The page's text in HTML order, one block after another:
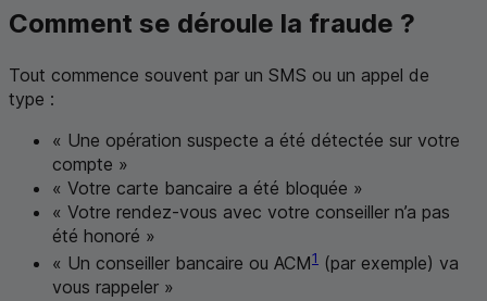
Comment se déroule la fraude ?
Tout commence souvent par un SMS ou un appel de
type :
« Une opération suspecte a été détectée sur votre
compte »
« Votre carte bancaire a été bloquée »
« Votre rendez-vous avec votre conseiller n’a pas
été honoré »
« Un conseiller bancaire ou ACM1 (par exemple) va
vous rappeler »